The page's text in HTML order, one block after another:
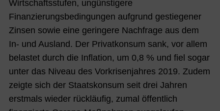
Wirtschaftsstufen, ungünstigere
Finanzierungsbedingungen aufgrund gestiegener
Zinsen sowie eine geringere Nachfrage aus dem
In- und Ausland. Der Privatkonsum sank, vor allem
belastet durch die Inflation, um 0,8 % und fiel sogar
unter das Niveau des Vorkrisenjahres 2019. Zudem
zeigte sich der Staatskonsum seit drei Jahren
erstmals wieder rückläufig, zumal öffentlich